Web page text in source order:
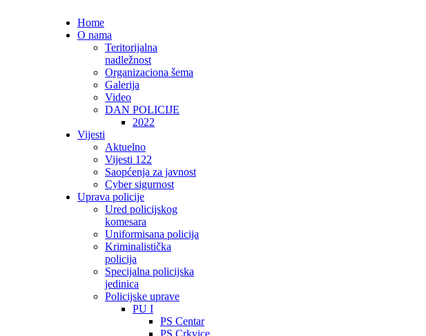
Home
O nama
Teritorijalna
nadležnost
Organizaciona šema
Galerija
Video
DAN POLICIJE
2022
Vijesti
Aktuelno
Vijesti 122
Saopćenja za javnost
Cyber sigurnost
Uprava policije
Ured policijskog
komesara
Uniformisana policija
Kriminalistička
policija
Specijalna policijska
jedinica
Policijske uprave
PU I
PS Centar
PS Crkvice